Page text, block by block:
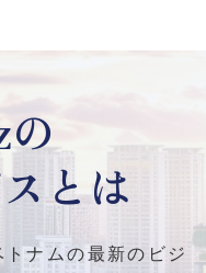
とは
ナムの最新のビジ